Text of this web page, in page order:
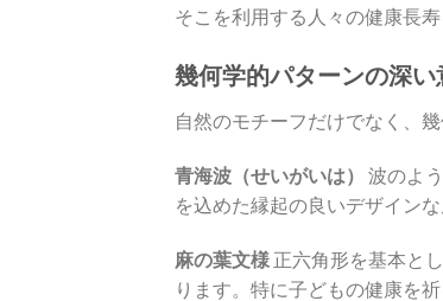
そこを利用する人々の健康長寿
幾何学的パターンの深い
自然のモチーフだけでなく、
青海波（せいがいは）
波のよ
を込めた縁起の良いデザイン
麻の葉文様 正六角形を基本と
ります。特に子どもの健康を